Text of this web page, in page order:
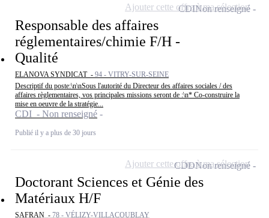
Responsable des affaires
réglementaires/chimie F/H -
Qualité
ELANOVA SYNDICAT - 94 - VITRY-SUR-SEINE
Descriptif du poste:\n\nSous l'autorité du Directeur des affaires sociales / des
affaires règlementaires, vos principales missions seront de :\n* Co-construire la
mise en oeuvre de la stratégie...
CDI - Non renseigné
Publié il y a plus de 30 jours
CDINon renseigné
Ajouter cette offre à ma sélection
Doctorant Sciences et Génie des
Matériaux H/F
SAFRAN - 78 - VÉLIZY-VILLACOUBLAY
CDDNon renseigné
Ajouter cette offre à ma sélection